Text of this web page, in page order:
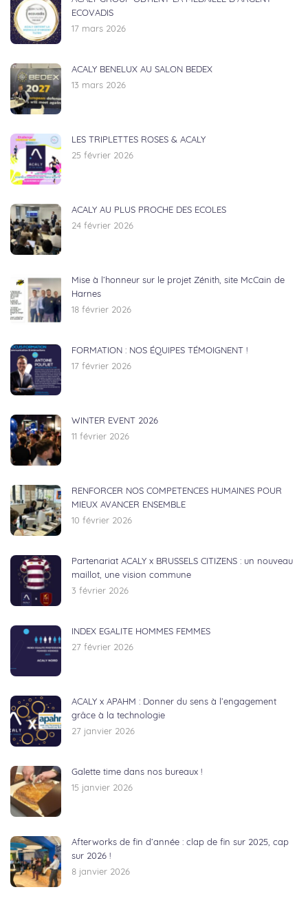
ECOVADIS
17 mars 2026
ACALY BENELUX AU SALON BEDEX
13 mars 2026
LES TRIPLETTES ROSES & ACALY
25 février 2026
ACALY AU PLUS PROCHE DES ECOLES
24 février 2026
Mise à l’honneur sur le projet Zénith, site McCain de
Harnes
18 février 2026
FORMATION : NOS ÉQUIPES TÉMOIGNENT !
17 février 2026
WINTER EVENT 2026
11 février 2026
RENFORCER NOS COMPETENCES HUMAINES POUR
MIEUX AVANCER ENSEMBLE
10 février 2026
Partenariat ACALY x BRUSSELS CITIZENS : un nouveau
maillot, une vision commune
3 février 2026
INDEX EGALITE HOMMES FEMMES
27 février 2026
ACALY x APAHM : Donner du sens à l’engagement
grâce à la technologie
27 janvier 2026
Galette time dans nos bureaux !
15 janvier 2026
Afterworks de fin d’année : clap de fin sur 2025, cap
sur 2026 !
8 janvier 2026